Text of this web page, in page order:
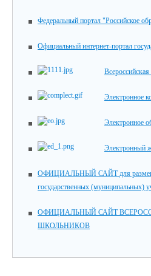
Федеральный портал "Российское
Официальный интернет-портал
Электронное
Электронное
Электронный
ОФИЦИАЛЬНЫЙ САЙТ для
государственных (муниципальных)
ОФИЦИАЛЬНЫЙ САЙТ
ШКОЛЬНИКОВ